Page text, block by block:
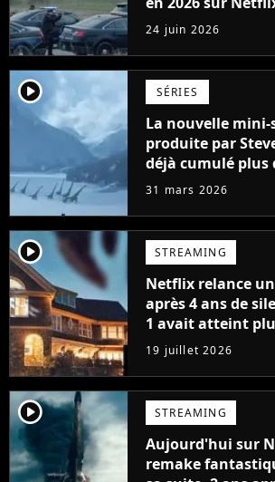
24 juin 2026
player2 SÉRIES
La nouvelle
produite par
déjà cumulé plus
de vues
31 mars 2026
player2 STREAMING
Netflix relance
après 4 ans de
1 avait atteint
de vues
19 juillet 2026
player2 STREAMING
Aujourd'hui sur
remake